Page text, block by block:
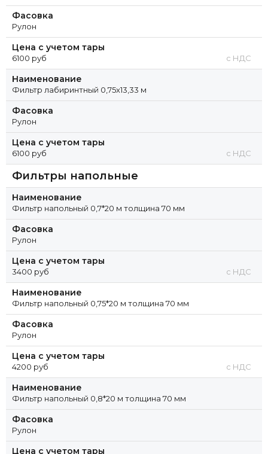
Фасовка
Рулон
Цена с учетом тары
6100 руб с НДС
Наименование
Фильтр лабиринтный 0,75x13,33 м
Фасовка
Рулон
Цена с учетом тары
6100 руб с НДС
Фильтры напольные
Наименование
Фильтр напольный 0,7*20 м толщина 70 мм
Фасовка
Рулон
Цена с учетом тары
3400 руб с НДС
Наименование
Фильтр напольный 0,75*20 м толщина 70 мм
Фасовка
Рулон
Цена с учетом тары
4200 руб с НДС
Наименование
Фильтр напольный 0,8*20 м толщина 70 мм
Фасовка
Рулон
Цена с учетом тары